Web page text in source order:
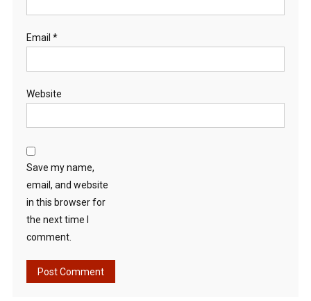
Email *
Website
Save my name,
email, and website
in this browser for
the next time I
comment.